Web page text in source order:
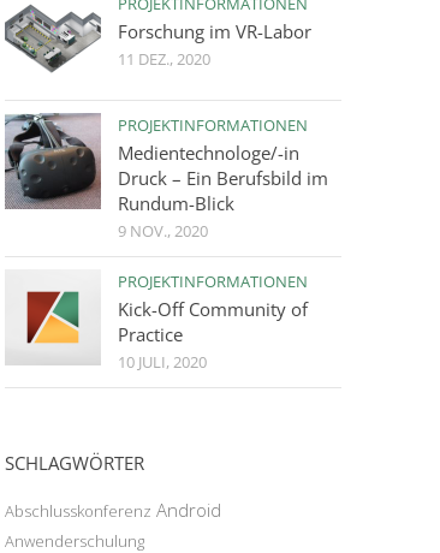
Forschung im VR-Labor
11 DEZ., 2020
PROJEKTINFORMATIONEN
Medientechnologe/-in
Druck – Ein Berufsbild im
Rundum-Blick
9 NOV., 2020
PROJEKTINFORMATIONEN
Kick-Off Community of
Practice
10 JULI, 2020
SCHLAGWÖRTER
Abschlusskonferenz Android
Anwenderschulung